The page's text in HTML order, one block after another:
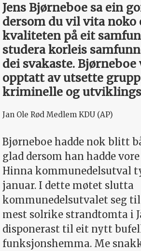
Jens Bjørneboe sa ein
dersom du vil vita noko
kvaliteten på eit
studera korleis
dei svakaste.
opptatt av utsette
kriminelle og
Jan Ole Rød Medlem KDU (AP)
Bjørneboe hadde nok blitt
glad dersom han hadde
Hinna kommunedelsutval
januar. I dette møtet slutta
kommunedelsutvalet seg til
mest solrike strandtomta i
disponerast til eit nytt
funksjonshemma. Me